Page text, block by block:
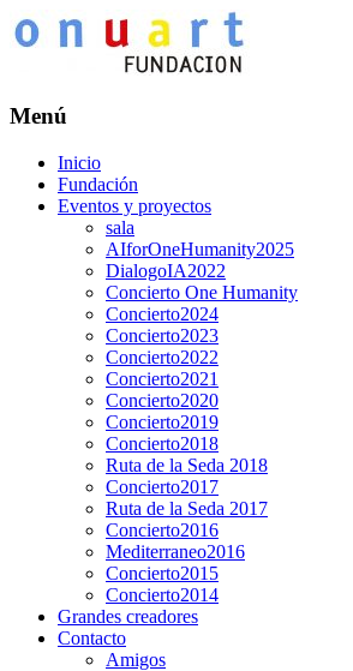
Menú
Inicio
Fundación
Eventos y proyectos
sala
AIforOneHumanity2025
DialogoIA2022
Concierto One Humanity
Concierto2024
Concierto2023
Concierto2022
Concierto2021
Concierto2020
Concierto2019
Concierto2018
Ruta de la Seda 2018
Concierto2017
Ruta de la Seda 2017
Concierto2016
Mediterraneo2016
Concierto2015
Concierto2014
Grandes creadores
Contacto
Amigos